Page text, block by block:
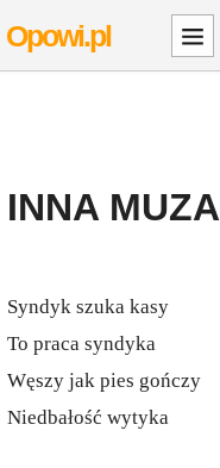
Opowi.pl
INNA MUZA
Syndyk szuka kasy
To praca syndyka
Węszy jak pies gończy
Niedbałość wytyka